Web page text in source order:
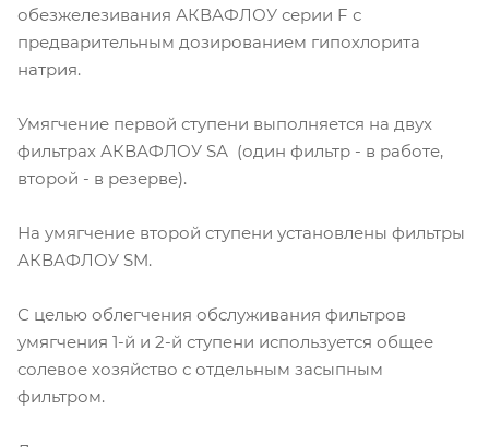
обезжелезивания АКВАФЛОУ серии F с
предварительным дозированием гипохлорита
натрия.
Умягчение первой ступени выполняется на двух
фильтрах АКВАФЛОУ SА (один фильтр - в работе,
второй - в резерве).
На умягчение второй ступени установлены фильтры
АКВАФЛОУ SM.
С целью облегчения обслуживания фильтров
умягчения 1-й и 2-й ступени используется общее
солевое хозяйство с отдельным засыпным
фильтром.